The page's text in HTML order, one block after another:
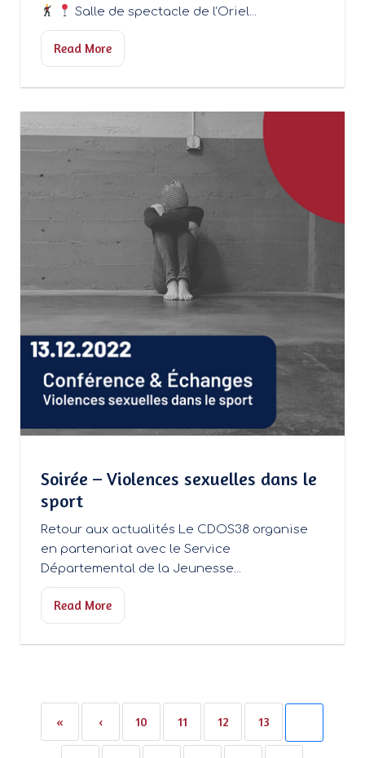
Salle de spectacle de l’Oriel...
Read More
Soirée – Violences sexuelles dans le
sport
Retour aux actualités Le CDOS38 organise
en partenariat avec le Service
Départemental de la Jeunesse...
Read More
« ‹ 10 11 12 13